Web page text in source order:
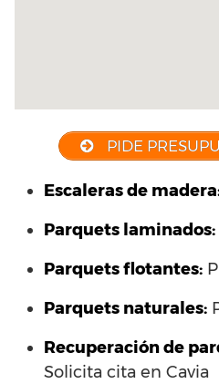
PIDE
Escaleras de
Parquets laminados:
Parquets flotantes:
Parquets naturales:
Recuperación de
Solicita cita en Cavia